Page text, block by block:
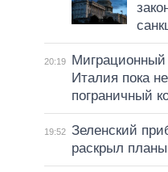
20:19
Миграционный
Италия пока
пограничный
19:52 Зеленский
раскрыл